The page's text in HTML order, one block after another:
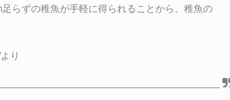
らずの稚魚が手軽に得られることから、稚魚の
り